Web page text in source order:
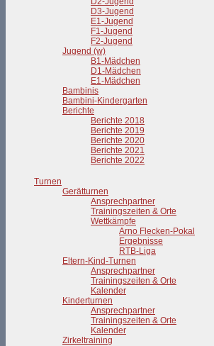
D3-Jugend
E1-Jugend
F1-Jugend
F2-Jugend
Jugend (w)
B1-Mädchen
D1-Mädchen
E1-Mädchen
Bambinis
Bambini-Kindergarten
Berichte
Berichte 2018
Berichte 2019
Berichte 2020
Berichte 2021
Berichte 2022
Turnen
Gerätturnen
Ansprechpartner
Trainingszeiten & Orte
Wettkämpfe
Arno Flecken-Pokal
Ergebnisse
RTB-Liga
Eltern-Kind-Turnen
Ansprechpartner
Trainingszeiten & Orte
Kalender
Kinderturnen
Ansprechpartner
Trainingszeiten & Orte
Kalender
Zirkeltraining